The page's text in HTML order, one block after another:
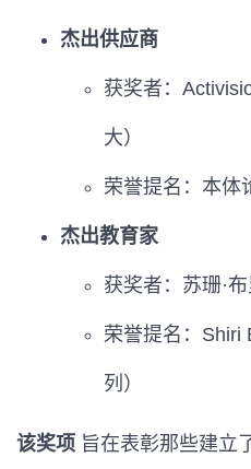
杰出供应商
获奖者：
大）
荣誉提名：本体
杰出教育家
获奖者：苏珊·
荣誉提名：Shiri
列）
该奖项 旨在表彰那些建立